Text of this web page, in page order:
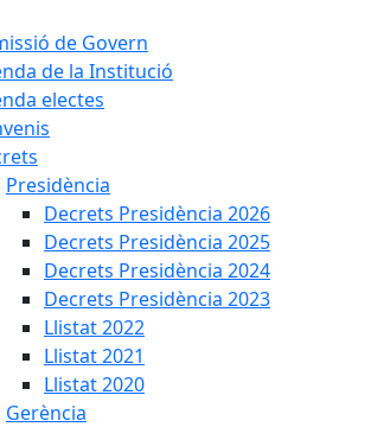
de Govern
de la Institució
electes
Presidència
Decrets Presidència 2026
Decrets Presidència 2025
Decrets Presidència 2024
Decrets Presidència 2023
Llistat 2022
Llistat 2021
Llistat 2020
Gerència